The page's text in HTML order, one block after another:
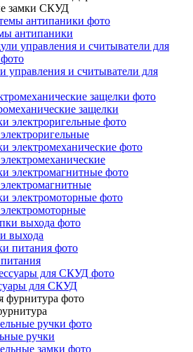
замки СКУД
антипаники
управления и считыватели для
защелки
выхода
для СКУД
ручки